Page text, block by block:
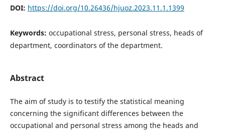
DOI: https://doi.org/10.26436/hjuoz.2023.11.1.1399
Keywords: occupational stress, personal stress, heads of
department, coordinators of the department.
Abstract
The aim of study is to testify the statistical meaning
concerning the significant differences between the
occupational and personal stress among the heads and